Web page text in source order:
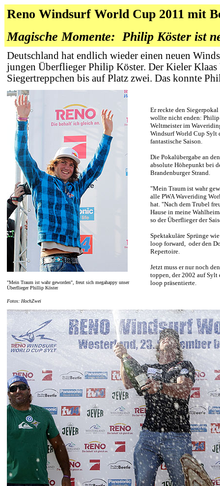
Reno Windsurf World Cup 2011 mit
Magische Momente: Philip Köster ist
Deutschland hat endlich wieder einen neuen
jungen Überflieger Philip Köster. Der Kieler Klaas
Siegertreppchen bis auf Platz zwei. Das konnte
"Mein Traum ist wahr geworden", freut sich megahappy unser
Überflieger Phillip Köster
Fotos: HochZwei
Er reckte den
wollte nicht enden: Philip
Weltmeister im
Windsurf World Cup Sylt
fantastische Saison.
Die Pokalübergabe an
absolute Höhepunkt bei
Brandenburger Strand.
"Mein Traum ist wahr
alle PWA Waveriding
hat. "Nach dem Trubel
Hause in meine
so der Überflieger der
Spektakuläre Sprünge
loop forward, oder den
Repertoire.
Jetzt muss er nur noch
toppen, der 2002 auf Sylt
loop präsentierte.